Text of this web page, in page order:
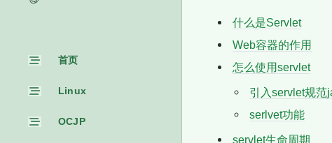
首页
Linux
OCJP
什么是Servlet
Web容器的作用
怎么使用servlet
引入servlet规范
serlvet功能
servlet生命周期